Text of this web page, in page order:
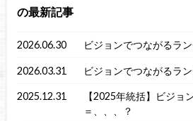
の最新記事
2026.06.30 ビジョンでつながるラ
2026.03.31 ビジョンでつながるラ
2025.12.31
【2025年統括】ビジョ
＝、、、？